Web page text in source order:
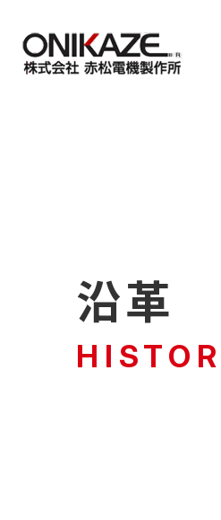
製品一
導入・
電動送風機
沿革